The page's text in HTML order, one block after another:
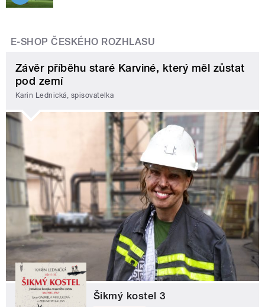
E-SHOP ČESKÉHO ROZHLASU
Závěr příběhu staré Karviné, který měl zůstat
pod zemí
Karin Lednická, spisovatelka
Šikmý kostel 3